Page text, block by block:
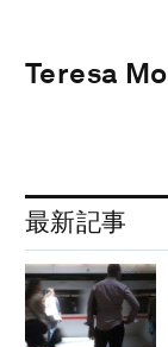
Teresa
最新記事